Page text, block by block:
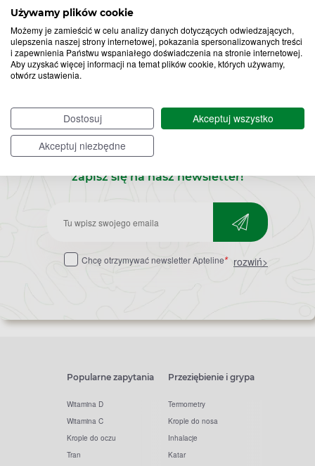
Używamy plików cookie
Możemy je zamieścić w celu analizy danych dotyczących odwiedzających,
ulepszenia naszej strony internetowej, pokazania spersonalizowanych treści
i zapewnienia Państwu wspaniałego doświadczenia na stronie internetowej.
Aby uzyskać więcej informacji na temat plików cookie, których używamy,
otwórz ustawienia.
Dostosuj
Akceptuj wszystko
Akceptuj niezbędne
Bądź na bieżąco,
zapisz się na nasz newsletter!
Zapisz
do
Chcę otrzymywać newsletter Apteline* rozwiń>
Popularne zapytania
Witamina D
Witamina C
Krople do oczu
Tran
Przeziębienie i grypa
Termometry
Krople do nosa
Inhalacje
Katar